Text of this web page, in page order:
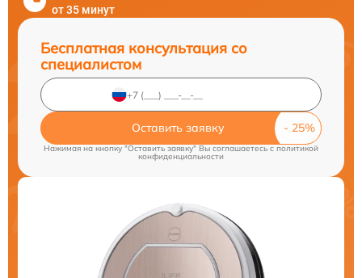
от 35 минут
Бесплатная консультация со
специалистом
Оставить заявку
Нажимая на кнопку "Оставить заявку" Вы соглашаетесь c политикой
конфиденциальности